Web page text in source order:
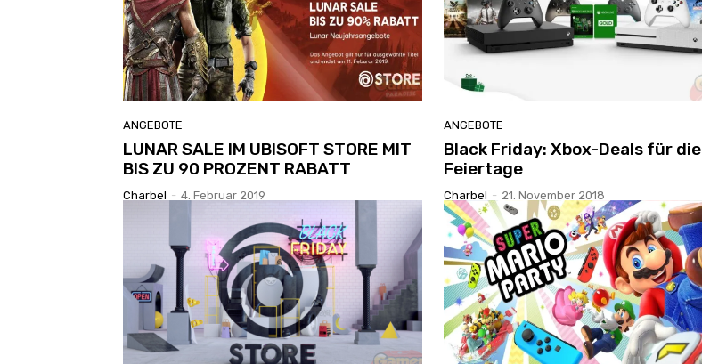
ANGEBOTE
LUNAR SALE IM UBISOFT STORE MIT
BIS ZU 90 PROZENT RABATT
Charbel - 4. Februar 2019
ANGEBOTE
Black Friday: Xbox-Deals für die
Feiertage
Charbel - 21. November 2018